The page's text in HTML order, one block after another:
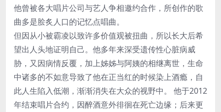
他曾被各大唱片公司与艺人争相邀约合作，所创作的歌
曲多是脍炙人口的记忆点唱曲。
但因从小被霸凌以致许多价值观被扭曲，所以长大后希
望出人头地证明自己。他多年来深受遗传性心脏病威
胁，又因病情反覆，加上姊姊与阿姨的相继离世，生命
中诸多的不如意导致了他在正当红的时候染上酒瘾，自
此人生陷入低潮，渐渐消失在大众的视野中。 他于2012
年结束唱片合约，因醉酒意外徘徊在死亡边缘；后来更